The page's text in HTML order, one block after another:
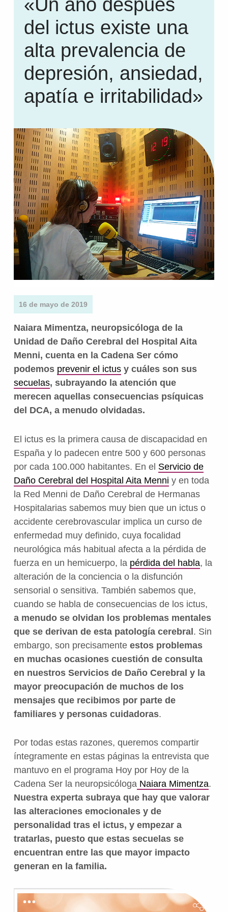
«Un año después
del ictus existe una
alta prevalencia de
depresión, ansiedad,
apatía e irritabilidad»
16 de mayo de 2019
Naiara Mimentza, neuropsicóloga de la
Unidad de Daño Cerebral del Hospital Aita
Menni, cuenta en la Cadena Ser cómo
podemos prevenir el ictusy cuáles son sus
secuelas, subrayando la atención que
merecen aquellas consecuencias psíquicas
del DCA, a menudo olvidadas.
El ictus es la primera causa de discapacidad en
España y lo padecen entre 500 y 600 personas
por cada 100.000 habitantes. En el Servicio de
Daño Cerebral del Hospital Aita Menni y en toda
la Red Menni de Daño Cerebral de Hermanas
Hospitalarias sabemos muy bien que un ictus o
accidente cerebrovascular implica un curso de
enfermedad muy definido, cuya focalidad
neurológica más habitual afecta a la pérdida de
fuerza en un hemicuerpo, la pérdida del habla, la
alteración de la conciencia o la disfunción
sensorial o sensitiva. También sabemos que,
cuando se habla de consecuencias de los ictus,
a menudo se olvidan los problemas mentales
que se derivan de esta patología cerebral. Sin
embargo, son precisamente estos problemas
en muchas ocasiones cuestión de consulta
en nuestros Servicios de Daño Cerebral y la
mayor preocupación de muchos de los
mensajes que recibimos por parte de
familiares y personas cuidadoras.
Por todas estas razones, queremos compartir
íntegramente en estas páginas la entrevista que
mantuvo en el programa Hoy por Hoy de la
Cadena Ser la neuropsicóloga Naiara Mimentza.
Nuestra experta subraya que hay que valorar
las alteraciones emocionales y de
personalidad tras el ictus, y empezar a
tratarlas, puesto que estas secuelas se
encuentran entre las que mayor impacto
generan en la familia.